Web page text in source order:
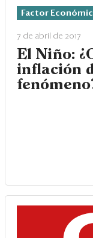
Factor
7 de abril de 2017
El Niño:
inflación